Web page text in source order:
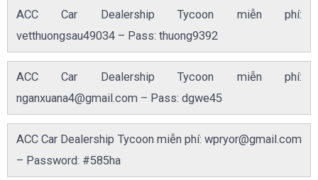
ACC Car Dealership Tycoon miễn phí:
vetthuongsau49034 – Pass: thuong9392
ACC Car Dealership Tycoon miễn phí:
nganxuana4@gmail.com – Pass: dgwe45
ACC Car Dealership Tycoon miễn phí: wpryor@gmail.com
– Password: #585ha